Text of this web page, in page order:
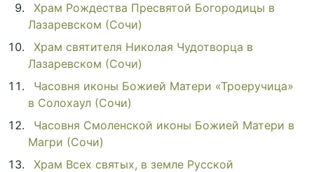
Храм Рождества Пресвятой Богородицы в
Лазаревском (Сочи)
Храм святителя Николая Чудотворца в
Лазаревском (Сочи)
Часовня иконы Божией Матери «Троеручица»
в Солохаул (Сочи)
Часовня Смоленской иконы Божией Матери в
Магри (Сочи)
Храм Всех святых, в земле Русской